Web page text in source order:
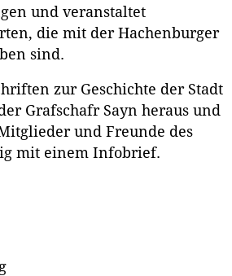
und veranstaltet
die mit der Hachenburger
sind.
zur Geschichte der Stadt
Grafschafr Sayn heraus und
und Freunde des
mit einem Infobrief.